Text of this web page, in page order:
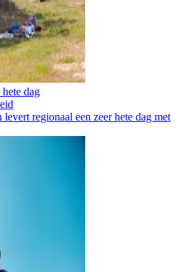
dag
regionaal een zeer hete dag met